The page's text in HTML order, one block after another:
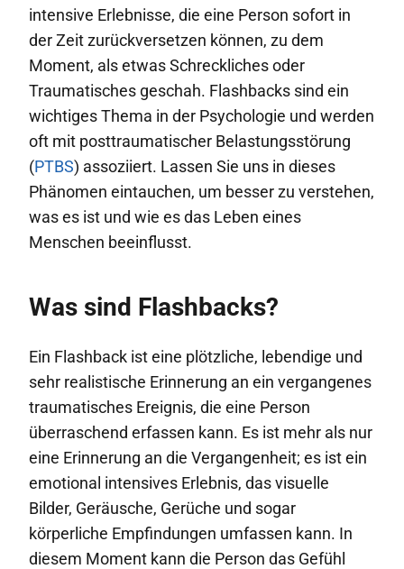
intensive Erlebnisse, die eine Person sofort in
der Zeit zurückversetzen können, zu dem
Moment, als etwas Schreckliches oder
Traumatisches geschah. Flashbacks sind ein
wichtiges Thema in der Psychologie und werden
oft mit posttraumatischer Belastungsstörung
(PTBS) assoziiert. Lassen Sie uns in dieses
Phänomen eintauchen, um besser zu verstehen,
was es ist und wie es das Leben eines
Menschen beeinflusst.
Was sind Flashbacks?
Ein Flashback ist eine plötzliche, lebendige und
sehr realistische Erinnerung an ein vergangenes
traumatisches Ereignis, die eine Person
überraschend erfassen kann. Es ist mehr als nur
eine Erinnerung an die Vergangenheit; es ist ein
emotional intensives Erlebnis, das visuelle
Bilder, Geräusche, Gerüche und sogar
körperliche Empfindungen umfassen kann. In
diesem Moment kann die Person das Gefühl